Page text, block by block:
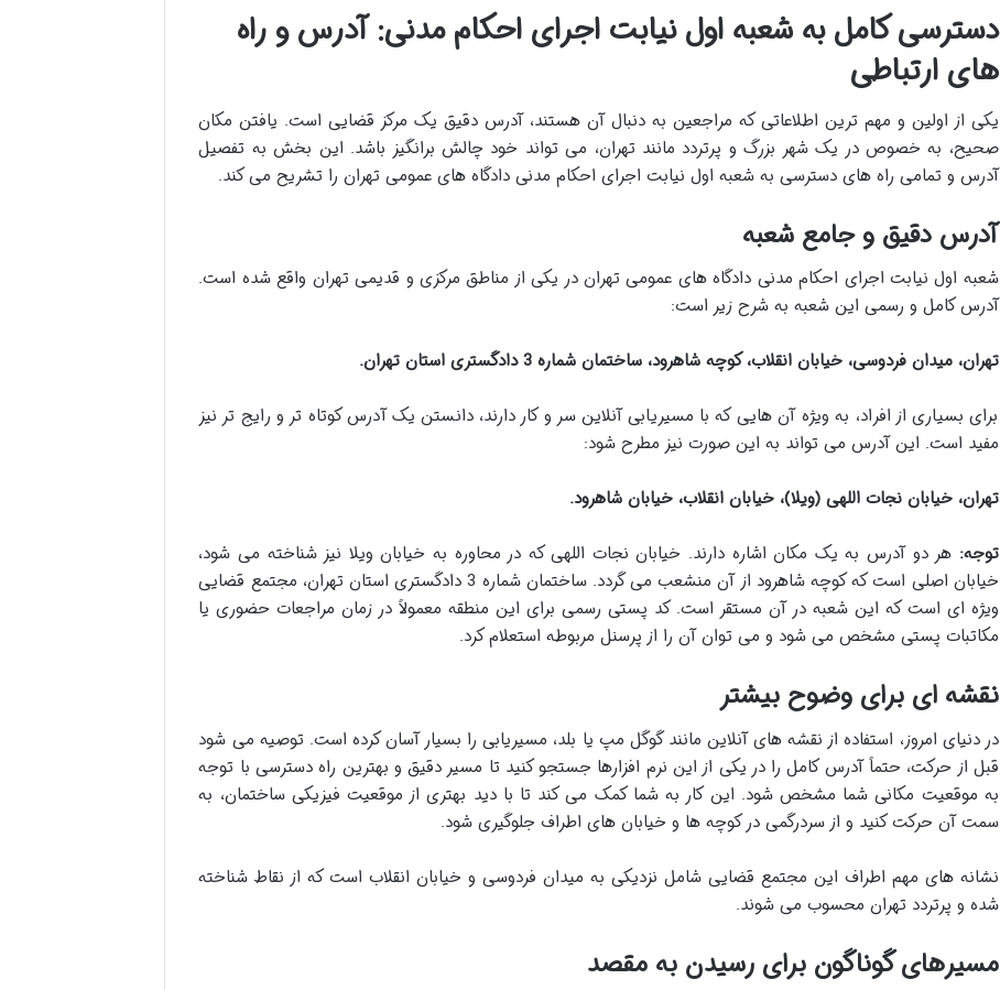
دسترسی کامل به شعبه اول نیابت اجرای احکام مدنی: آدرس و راه
های ارتباطی
یکی از اولین و مهم ترین اطلاعاتی که مراجعین به دنبال آن هستند، آدرس دقیق یک مرکز قضایی است. یافتن مکان
صحیح، به خصوص در یک شهر بزرگ و پرتردد مانند تهران، می تواند خود چالش برانگیز باشد. این بخش به تفصیل
آدرس و تمامی راه های دسترسی به شعبه اول نیابت اجرای احکام مدنی دادگاه های عمومی تهران را تشریح می کند.
آدرس دقیق و جامع شعبه
شعبه اول نیابت اجرای احکام مدنی دادگاه های عمومی تهران در یکی از مناطق مرکزی و قدیمی تهران واقع شده است.
آدرس کامل و رسمی این شعبه به شرح زیر است:
تهران، میدان فردوسی، خیابان انقلاب، کوچه شاهرود، ساختمان شماره 3 دادگستری استان تهران.
برای بسیاری از افراد، به ویژه آن هایی که با مسیریابی آنلاین سر و کار دارند، دانستن یک آدرس کوتاه تر و رایج تر نیز
مفید است. این آدرس می تواند به این صورت نیز مطرح شود:
تهران، خیابان نجات اللهی (ویلا)، خیابان انقلاب، خیابان شاهرود.
توجه: هر دو آدرس به یک مکان اشاره دارند. خیابان نجات اللهی که در محاوره به خیابان ویلا نیز شناخته می شود،
خیابان اصلی است که کوچه شاهرود از آن منشعب می گردد. ساختمان شماره 3 دادگستری استان تهران، مجتمع قضایی
ویژه ای است که این شعبه در آن مستقر است. کد پستی رسمی برای این منطقه معمولاً در زمان مراجعات حضوری یا
مکاتبات پستی مشخص می شود و می توان آن را از پرسنل مربوطه استعلام کرد.
نقشه ای برای وضوح بیشتر
در دنیای امروز، استفاده از نقشه های آنلاین مانند گوگل مپ یا بلد، مسیریابی را بسیار آسان کرده است. توصیه می شود
قبل از حرکت، حتماً آدرس کامل را در یکی از این نرم افزارها جستجو کنید تا مسیر دقیق و بهترین راه دسترسی با توجه
به موقعیت مکانی شما مشخص شود. این کار به شما کمک می کند تا با دید بهتری از موقعیت فیزیکی ساختمان، به
سمت آن حرکت کنید و از سردرگمی در کوچه ها و خیابان های اطراف جلوگیری شود.
نشانه های مهم اطراف این مجتمع قضایی شامل نزدیکی به میدان فردوسی و خیابان انقلاب است که از نقاط شناخته
شده و پرتردد تهران محسوب می شوند.
مسیرهای گوناگون برای رسیدن به مقصد